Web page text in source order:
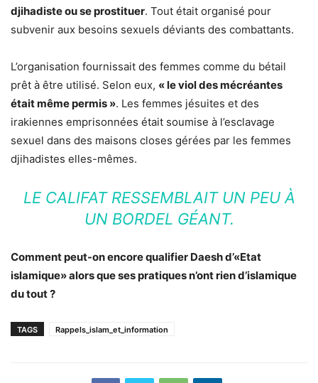
djihadiste ou se prostituer. Tout était organisé pour
subvenir aux besoins sexuels déviants des combattants.
L’organisation fournissait des femmes comme du bétail
prêt à être utilisé. Selon eux, « le viol des mécréantes
était même permis ». Les femmes jésuites et des
irakiennes emprisonnées était soumise à l’esclavage
sexuel dans des maisons closes gérées par les femmes
djihadistes elles-mêmes.
LE CALIFAT RESSEMBLAIT UN PEU À
UN BORDEL GÉANT.
Comment peut-on encore qualifier Daesh d’«Etat
islamique» alors que ses pratiques n’ont rien d’islamique
du tout ?
TAGS Rappels_islam_et_information